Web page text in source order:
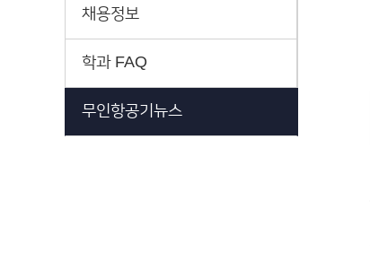
채용정보
학과 FAQ
무인항공기뉴스